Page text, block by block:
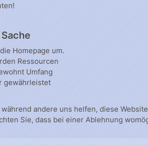
Homepage um.
Ressourcen
Umfang
gewährleistet
andere uns helfen, diese
Sie, dass bei einer Ablehnung